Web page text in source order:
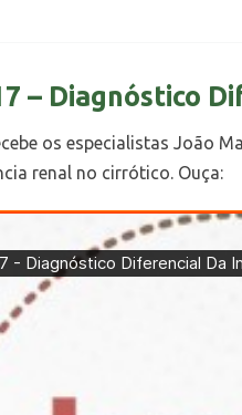
– Diagnóstico
os especialistas João
renal no cirrótico. Ouça: